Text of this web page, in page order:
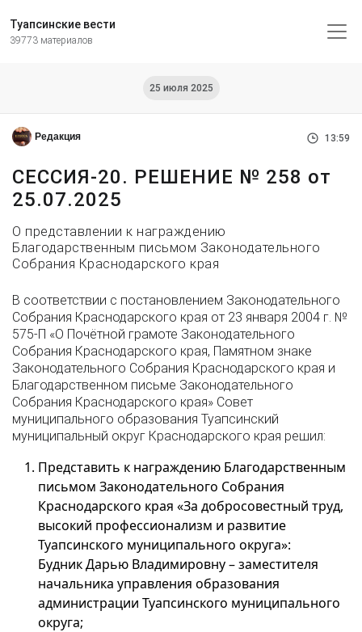
Туапсинские вести
39773 материалов
25 июля 2025
Редакция 13:59
СЕССИЯ-20. РЕШЕНИЕ № 258 от
25.07.2025
О представлении к награждению
Благодарственным письмом Законодательного
Собрания Краснодарского края
В соответствии с постановлением Законодательного
Собрания Краснодарского края от 23 января 2004 г. №
575-П «О Почётной грамоте Законодательного
Собрания Краснодарского края, Памятном знаке
Законодательного Собрания Краснодарского края и
Благодарственном письме Законодательного
Собрания Краснодарского края» Совет
муниципального образования Туапсинский
муниципальный округ Краснодарского края решил:
Представить к награждению Благодарственным
письмом Законодательного Собрания
Краснодарского края «За добросовестный труд,
высокий профессионализм и развитие
Туапсинского муниципального округа»:
Будник Дарью Владимировну – заместителя
начальника управления образования
администрации Туапсинского муниципального
округа;